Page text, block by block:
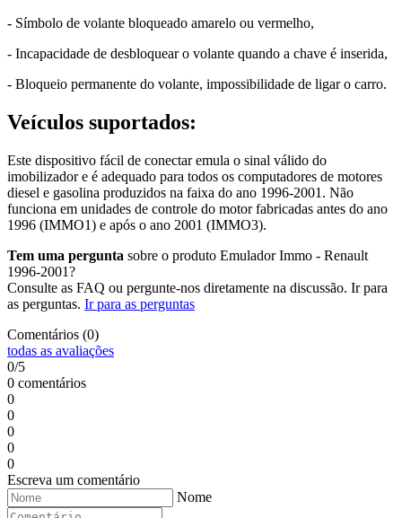
- Símbolo de volante bloqueado amarelo ou vermelho,
- Incapacidade de desbloquear o volante quando a chave é inserida,
- Bloqueio permanente do volante, impossibilidade de ligar o carro.
Veículos suportados:
Este dispositivo fácil de conectar emula o sinal válido do
imobilizador e é adequado para todos os computadores de motores
diesel e gasolina produzidos na faixa do ano 1996-2001. Não
funciona em unidades de controle do motor fabricadas antes do ano
1996 (IMMO1) e após o ano 2001 (IMMO3).
Tem uma pergunta sobre o produto Emulador Immo - Renault
1996-2001?
Consulte as FAQ ou pergunte-nos diretamente na discussão. Ir para
as perguntas. Ir para as perguntas
Comentários (0)
todas as avaliações
0/5
0 comentários
0
0
0
0
0
Escreva um comentário
Nome